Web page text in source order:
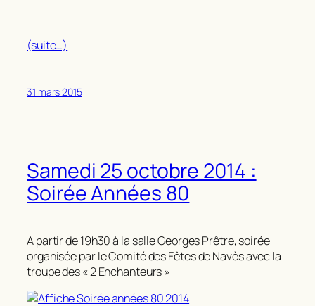
(suite…)
31 mars 2015
Samedi 25 octobre 2014 :
Soirée Années 80
A partir de 19h30 à la salle Georges Prêtre, soirée
organisée par le Comité des Fêtes de Navès avec la
troupe des « 2 Enchanteurs »